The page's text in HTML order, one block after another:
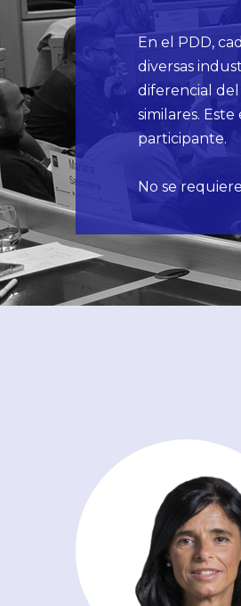
En el PDD,
diversas
diferencial
similares.
participante.
No se